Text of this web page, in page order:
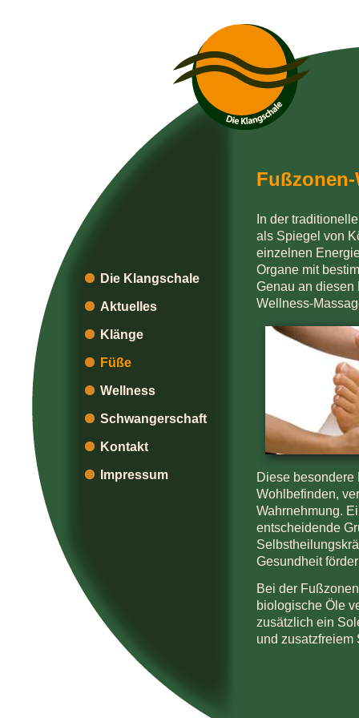
In der
als Spiegel von
einzelnen
Organe mit
Genau an diesen
Wellness-
Diese besondere
Wohlbefinden,
Wahrnehmung.
entscheidende
Gesundheit
Bei der
biologische Öle
zusätzlich ein
und zusatzfreiem
Die Klangschale
Aktuelles
Klänge
Füße
Wellness
Schwangerschaft
Kontakt
Impressum